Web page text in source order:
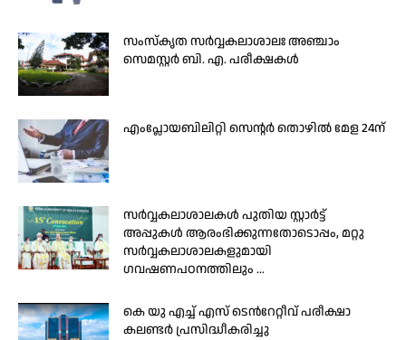
സംസ്കൃത സർവ്വകലാശാലഃ അഞ്ചാം
സെമസ്റ്റർ ബി. എ. പരീക്ഷകൾ
എംപ്ലോയബിലിറ്റി സെന്റര്‍ തൊഴില്‍ മേള 24ന്
സർവ്വകലാശാലകൾ പുതിയ സ്റ്റാർട്ട്
അപ്പുകൾ ആരംഭിക്കുന്നതോടൊപ്പം, മറ്റു
സർവ്വകലാശാലകളുമായി
ഗവഷണപഠനത്തിലും ...
കെ യു എച്ച് എസ് ടെന്‍റേറ്റീവ് പരീക്ഷാ
കലണ്ടർ പ്രസിദ്ധീകരിച്ചു